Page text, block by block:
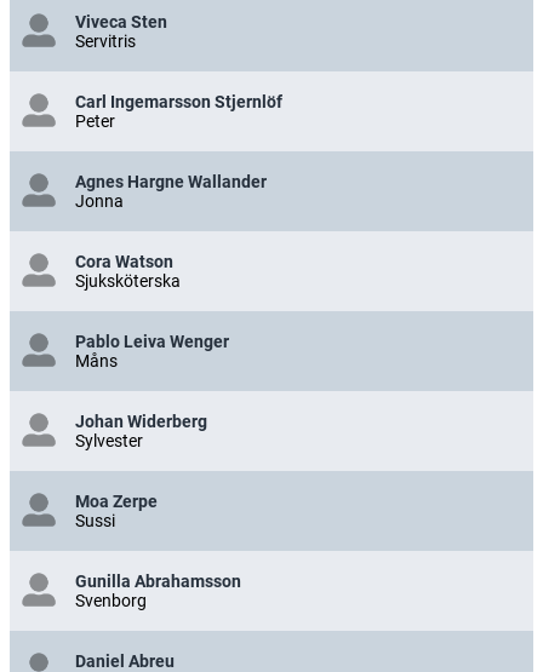
Viveca Sten
Servitris
Carl Ingemarsson Stjernlöf
Peter
Agnes Hargne Wallander
Jonna
Cora Watson
Sjuksköterska
Pablo Leiva Wenger
Måns
Johan Widerberg
Sylvester
Moa Zerpe
Sussi
Gunilla Abrahamsson
Svenborg
Daniel Abreu